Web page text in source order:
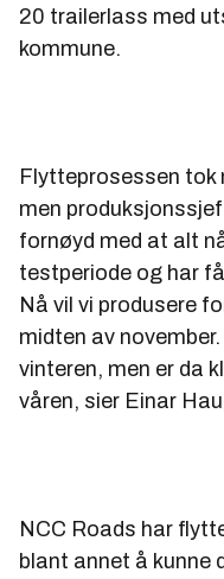
20 trailerlass med
kommune.
Flytteprosessen tok
men
fornøyd med at alt
testperiode og har
Nå vil vi produsere
midten av
vinteren, men er da
våren, sier Einar
NCC Roads har
blant annet å kunne